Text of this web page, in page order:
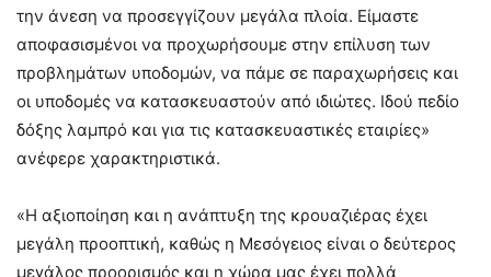
την άνεση να προσεγγίζουν μεγάλα πλοία. Είμαστε
αποφασισμένοι να προχωρήσουμε στην επίλυση των
προβλημάτων υποδομών, να πάμε σε παραχωρήσεις και
οι υποδομές να κατασκευαστούν από ιδιώτες. Ιδού πεδίο
δόξης λαμπρό και για τις κατασκευαστικές εταιρίες»
ανέφερε χαρακτηριστικά.
«Η αξιοποίηση και η ανάπτυξη της κρουαζιέρας έχει
μεγάλη προοπτική, καθώς η Μεσόγειος είναι ο δεύτερος
μεγάλος προορισμός και η χώρα μας έχει πολλά